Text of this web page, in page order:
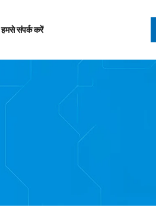
हमसे संपर्क करें